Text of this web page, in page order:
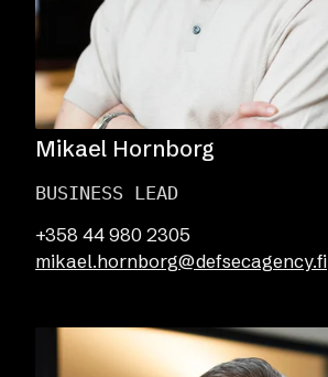
Mikael Hornborg
BUSINESS LEAD
+358 44 980 2305
mikael.hornborg@defsecagency.fi